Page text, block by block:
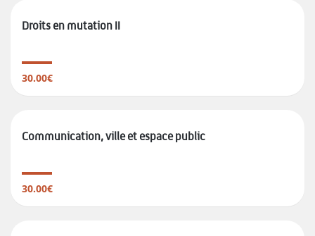
Droits en mutation II
30.00€
Communication, ville et espace public
30.00€